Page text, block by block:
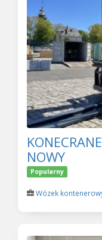
NOWY
Popularny
Wózek